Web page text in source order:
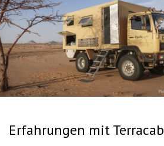
Erfahrungen mit Terracab